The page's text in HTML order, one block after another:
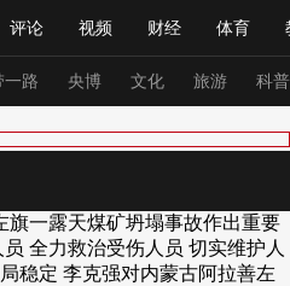
评论 视频 财经 体育
导人 央视快评 习式妙语
单 听音 微视频 主持人
Монгол
一路 央博 文化 旅游 科普
评论 经济 军事 科技
旗一露天煤矿坍塌事故作出重要
全力救治受伤人员 切实维护人
稳定 李克强对内蒙古阿拉善左